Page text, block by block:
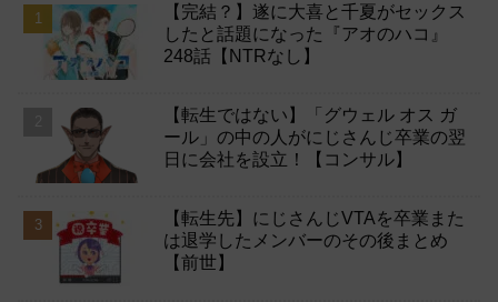
【完結？】遂に大喜と千夏がセックス
したと話題になった『アオのハコ』
248話【NTRなし】
【転生ではない】「グウェル オス ガ
ール」の中の人がにじさんじ卒業の翌
日に会社を設立！【コンサル】
【転生先】にじさんじVTAを卒業また
は退学したメンバーのその後まとめ
【前世】